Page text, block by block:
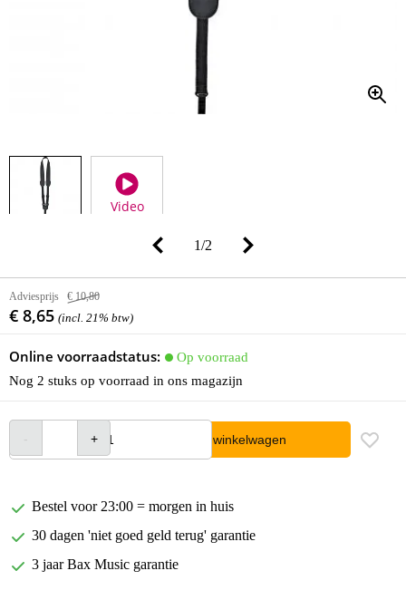
Video
1/2
Adviesprijs € 10,80
€ 8,65 (incl. 21% btw)
Online voorraadstatus:
Op voorraad
Nog 2 stuks op voorraad in ons magazijn
In winkelwagen
Bestel voor 23:00 = morgen in huis
30 dagen 'niet goed geld terug' garantie
3 jaar Bax Music garantie